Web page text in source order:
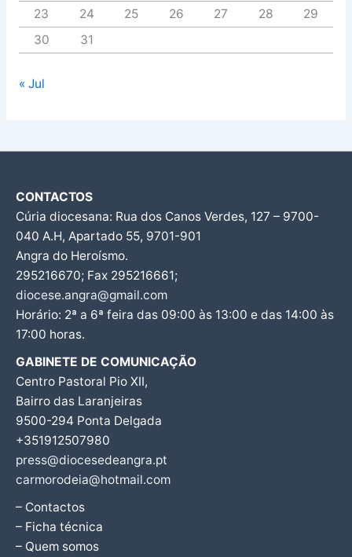
23
24 25 26 27 28
29
30
31
« Jul
CONTACTOS
Cúria diocesana: Rua dos Canos Verdes, 127 – 9700-
040 A.H, Apartado 55, 9701-901
Angra do Heroísmo.
295216670; Fax 295216661;
diocese.angra@gmail.com
Horário: 2ª a 6ª feira das 09:00 às 13:00 e das 14:00 às
17:00 horas.
GABINETE DE COMUNICAÇÃO
Centro Pastoral Pio XII,
Bairro das Laranjeiras
9500-294 Ponta Delgada
+351912507980
press@diocesedeangra.pt
carmorodeia@hotmail.com
– Contactos
– Ficha técnica
– Quem somos